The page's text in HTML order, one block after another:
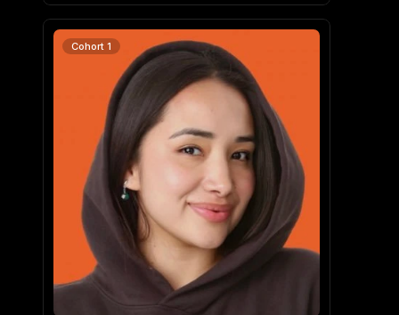
Cohort 1